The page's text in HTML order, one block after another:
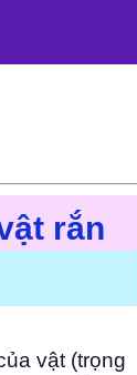
rắn
vật (trọng